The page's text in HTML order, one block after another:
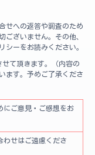
せへの返答や調査のため
ございません。その他、
シーをお読みください。
せて頂きます。（内容の
ます。予めご了承くださ
にご意見・ご感想をお
わせはご遠慮くださ